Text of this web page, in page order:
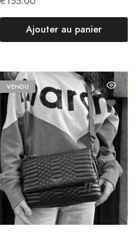
Ajouter au panier
VENDU